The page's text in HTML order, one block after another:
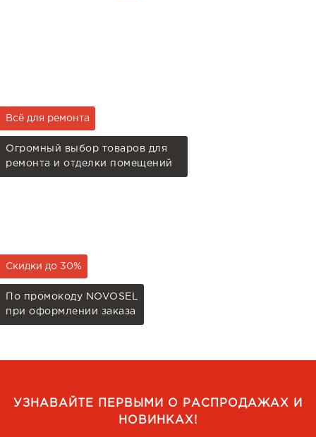
Всё для ремонта
Огромный выбор товаров для
ремонта и отделки помещений
Скидки до 30%
По промокоду NOVOSEL
при оформлении заказа
УЗНАВАЙТЕ ПЕРВЫМИ О РАСПРОДАЖАХ И
НОВИНКАХ!